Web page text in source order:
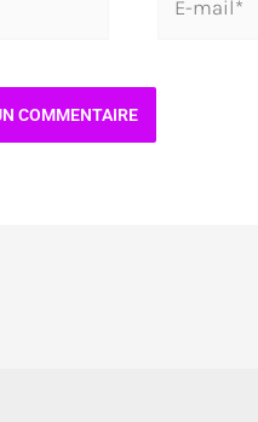
mail*